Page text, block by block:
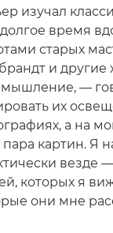
изучал
время
старых
и
—
их
а на
пара картин. Я
везде
которых я
они мне